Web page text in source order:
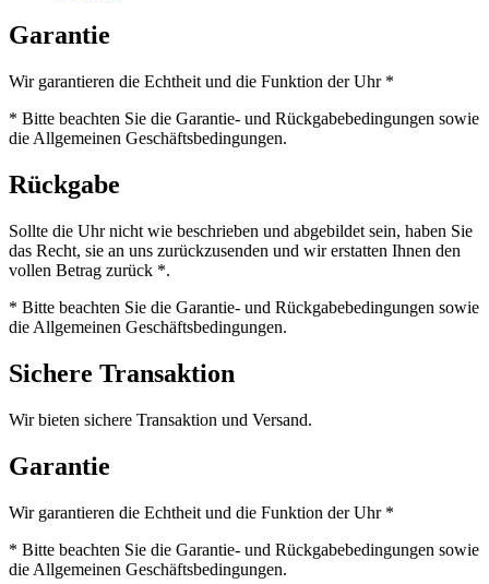
Garantie
Wir garantieren die Echtheit und die Funktion der Uhr *
* Bitte beachten Sie die Garantie- und Rückgabebedingungen sowie
die Allgemeinen Geschäftsbedingungen.
Rückgabe
Sollte die Uhr nicht wie beschrieben und abgebildet sein, haben Sie
das Recht, sie an uns zurückzusenden und wir erstatten Ihnen den
vollen Betrag zurück *.
* Bitte beachten Sie die Garantie- und Rückgabebedingungen sowie
die Allgemeinen Geschäftsbedingungen.
Sichere Transaktion
Wir bieten sichere Transaktion und Versand.
Garantie
Wir garantieren die Echtheit und die Funktion der Uhr *
* Bitte beachten Sie die Garantie- und Rückgabebedingungen sowie
die Allgemeinen Geschäftsbedingungen.